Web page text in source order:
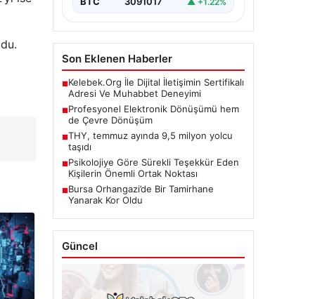
Son Eklenen Haberler
■Kelebek.Org İle Dijital İletişimin Sertifikalı
Adresi Ve Muhabbet Deneyimi
■Profesyonel Elektronik Dönüşümü hem
de Çevre Dönüşüm
■THY, temmuz ayında 9,5 milyon yolcu
taşıdı
■Psikolojiye Göre Sürekli Teşekkür Eden
Kişilerin Önemli Ortak Noktası
■Bursa Orhangazi’de Bir Tamirhane
Yanarak Kor Oldu
Güncel